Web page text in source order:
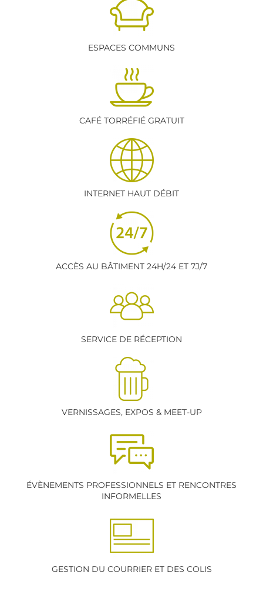
ESPACES COMMUNS
CAFÉ TORRÉFIÉ GRATUIT
INTERNET HAUT DÉBIT
ACCÈS AU BÂTIMENT 24H/24 ET 7J/7
SERVICE DE RÉCEPTION
VERNISSAGES, EXPOS & MEET-UP
ÉVÈNEMENTS PROFESSIONNELS ET RENCONTRES
INFORMELLES
GESTION DU COURRIER ET DES COLIS